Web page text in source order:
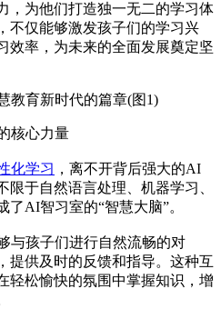
，为他们打造独一无二的学习体
不仅能够激发孩子们的学习兴
效率，为未来的全面发展奠定坚
核心力量
化学习 ，离不开背后强大的AI
于自然语言处理、机器学习、
AI智习室的“智慧大脑”。
与孩子们进行自然流畅的对
提供及时的反馈和指导。这种互
轻松愉快的氛围中掌握知识，增